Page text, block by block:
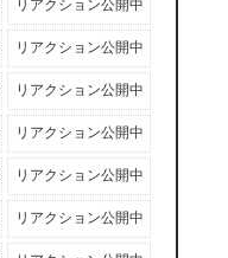
リアクション公開中
リアクション公開中
リアクション公開中
リアクション公開中
リアクション公開中
リアクション公開中